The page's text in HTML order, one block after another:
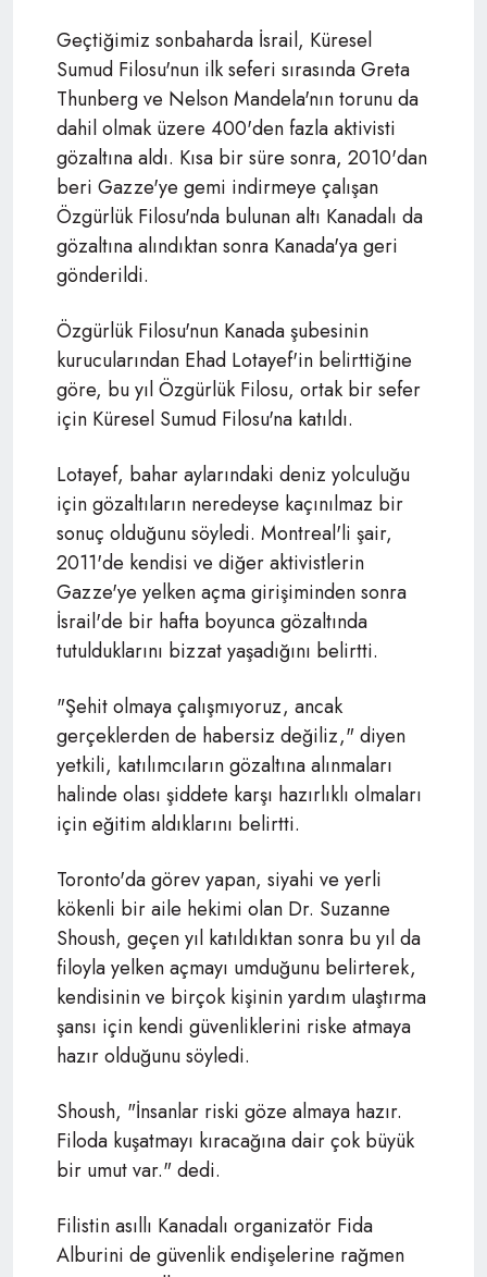
Geçtiğimiz sonbaharda İsrail, Küresel
Sumud Filosu'nun ilk seferi sırasında Greta
Thunberg ve Nelson Mandela'nın torunu da
dahil olmak üzere 400'den fazla aktivisti
gözaltına aldı. Kısa bir süre sonra, 2010'dan
beri Gazze'ye gemi indirmeye çalışan
Özgürlük Filosu'nda bulunan altı Kanadalı da
gözaltına alındıktan sonra Kanada'ya geri
gönderildi.
Özgürlük Filosu'nun Kanada şubesinin
kurucularından Ehad Lotayef'in belirttiğine
göre, bu yıl Özgürlük Filosu, ortak bir sefer
için Küresel Sumud Filosu'na katıldı.
Lotayef, bahar aylarındaki deniz yolculuğu
için gözaltıların neredeyse kaçınılmaz bir
sonuç olduğunu söyledi. Montreal'li şair,
2011'de kendisi ve diğer aktivistlerin
Gazze'ye yelken açma girişiminden sonra
İsrail'de bir hafta boyunca gözaltında
tutulduklarını bizzat yaşadığını belirtti.
"Şehit olmaya çalışmıyoruz, ancak
gerçeklerden de habersiz değiliz," diyen
yetkili, katılımcıların gözaltına alınmaları
halinde olası şiddete karşı hazırlıklı olmaları
için eğitim aldıklarını belirtti.
Toronto'da görev yapan, siyahi ve yerli
kökenli bir aile hekimi olan Dr. Suzanne
Shoush, geçen yıl katıldıktan sonra bu yıl da
filoyla yelken açmayı umduğunu belirterek,
kendisinin ve birçok kişinin yardım ulaştırma
şansı için kendi güvenliklerini riske atmaya
hazır olduğunu söyledi.
Shoush, "İnsanlar riski göze almaya hazır.
Filoda kuşatmayı kıracağına dair çok büyük
bir umut var."dedi.
Filistin asıllı Kanadalı organizatör Fida
Alburini de güvenlik endişelerine rağmen